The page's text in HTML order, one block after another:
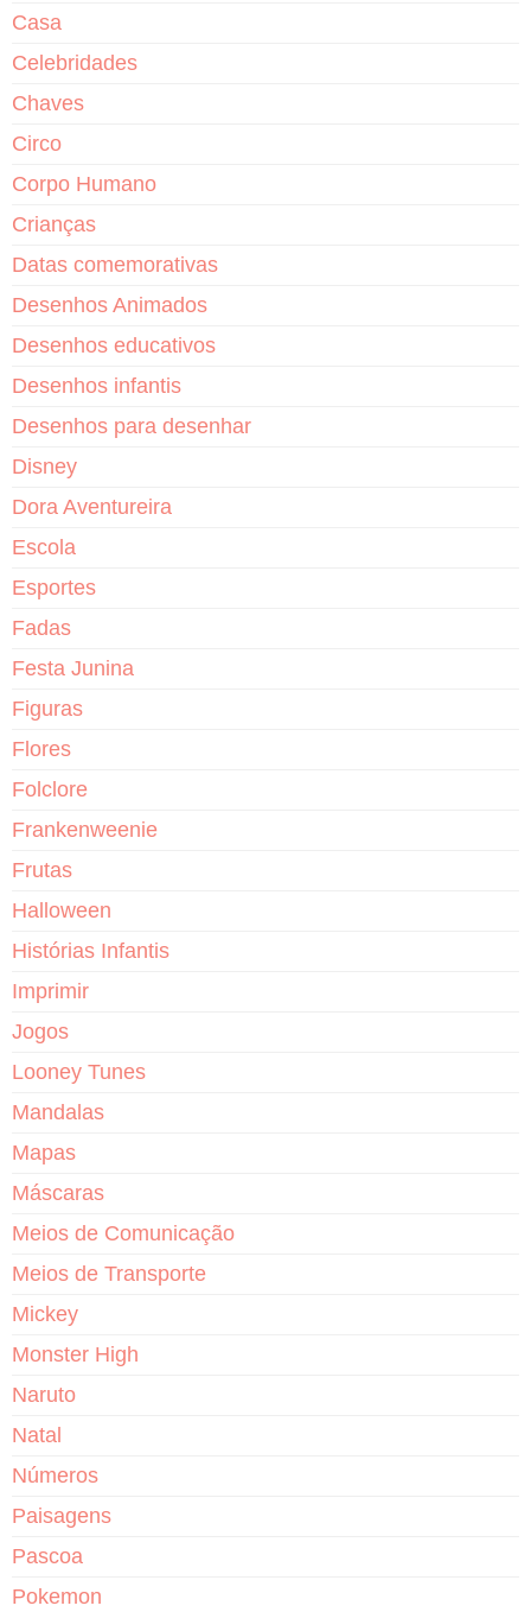
Casa
Celebridades
Chaves
Circo
Corpo Humano
Crianças
Datas comemorativas
Desenhos Animados
Desenhos educativos
Desenhos infantis
Desenhos para desenhar
Disney
Dora Aventureira
Escola
Esportes
Fadas
Festa Junina
Figuras
Flores
Folclore
Frankenweenie
Frutas
Halloween
Histórias Infantis
Imprimir
Jogos
Looney Tunes
Mandalas
Mapas
Máscaras
Meios de Comunicação
Meios de Transporte
Mickey
Monster High
Naruto
Natal
Números
Paisagens
Pascoa
Pokemon